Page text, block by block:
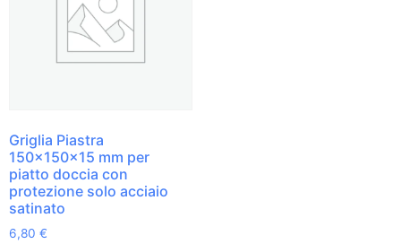
Griglia Piastra
150x150x15 mm per
piatto doccia con
protezione solo acciaio
satinato
6,80 €